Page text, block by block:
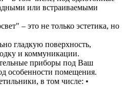
или встраиваемыми
– это не только эстетика, но
гладкую поверхность,
и коммуникации.
приборы под Ваш
особенности помещения.
в том числе: •